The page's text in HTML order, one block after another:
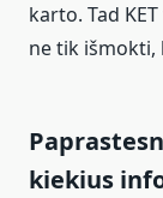
karto. Tad
ne tik išmokti,
kiekius